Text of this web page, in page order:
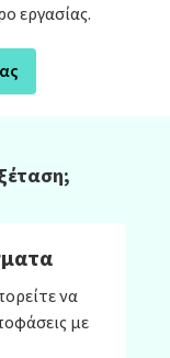
εργασίας.
να
με